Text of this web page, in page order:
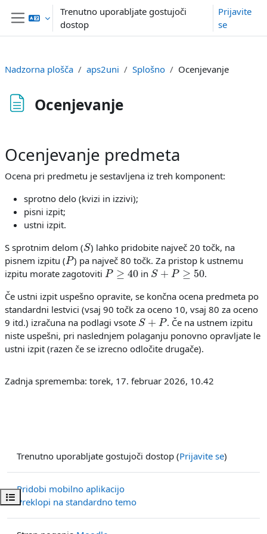
Preskoči na glavno vsebino
Stransko polje
Trenutno uporabljate gostujoči
dostop
Prijavite
se
Odpri kazalo predmeta
Nadzorna plošča aps2uni Splošno Ocenjevanje
Ocenjevanje
Ocenjevanje predmeta
Ocena pri predmetu je sestavljena iz treh komponent:
sprotno delo (kvizi in izzivi);
pisni izpit;
ustni izpit.
S sprotnim delom ( S) lahko pridobite največ 20 točk, na
pisnem izpitu (P) pa največ 80 točk. Za pristop k ustnemu
izpitu morate zagotoviti P≥40 in S+P≥50
.
Če ustni izpit uspešno opravite, se končna ocena predmeta po
standardni lestvici (vsaj 90 točk za oceno 10, vsaj 80 za oceno
9 itd.) izračuna na podlagi vsote S+P
. Če na ustnem izpitu
niste uspešni, pri naslednjem polaganju ponovno opravljate le
ustni izpit (razen če se izrecno odločite drugače).
Zadnja sprememba: torek, 17. februar 2026, 10.42
Trenutno uporabljate gostujoči dostop (Prijavite se)
Pridobi mobilno aplikacijo
Preklopi na standardno temo